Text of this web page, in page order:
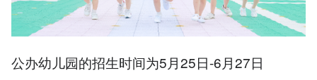
公办幼儿园的招生时间为5月25日-6月27日